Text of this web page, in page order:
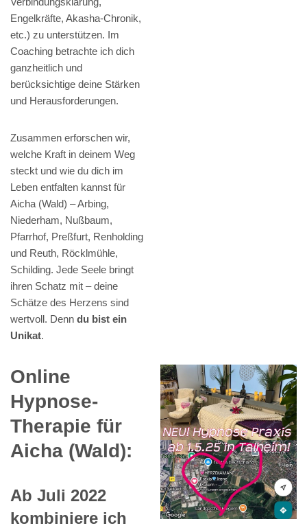
Engelkräfte, Akasha-Chronik,
etc.) zu unterstützen. Im
Coaching betrachte ich dich
ganzheitlich und
berücksichtige deine Stärken
und Herausforderungen.
Zusammen erforschen wir,
welche Kraft in deinem Weg
steckt und wie du dich im
Leben entfalten kannst für
Aicha (Wald) – Arbing,
Niederham, Nußbaum,
Pfarrhof, Preßfurt, Renholding
und Reuth, Röcklmühle,
Schilding. Jede Seele bringt
ihren Schatz mit – deine
Schätze des Herzens sind
wertvoll. Denn du bist ein
Unikat.
Online
Hypnose-
Therapie für
Aicha (Wald):
Ab Juli 2022
kombiniere ich